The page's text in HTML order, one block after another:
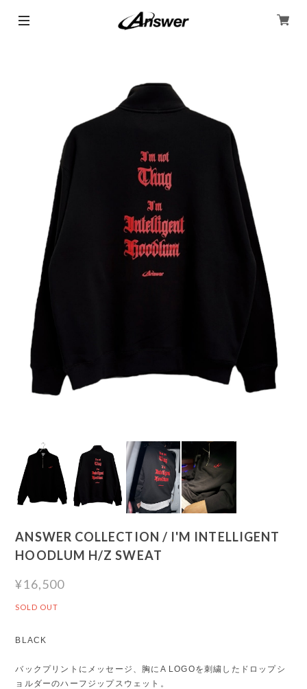
ANSWER COLLECTION / I'M INTELLIGENT
HOODLUM H/Z SWEAT
¥16,500
SOLD OUT
BLACK
バックプリントにメッセージ、胸にA LOGOを刺繍したドロップシ
ョルダーのハーフジップスウェット。